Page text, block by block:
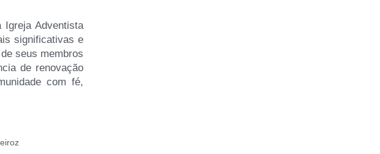
Igreja Adventista
significativas e
seus membros
de renovação
com fé,